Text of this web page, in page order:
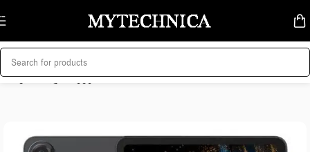
Skip to navigation
Skip to main content
მთავარი/პლანშეტები